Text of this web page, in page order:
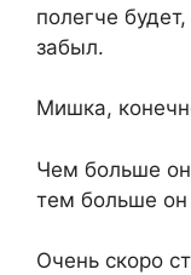
полегче
забыл.
Мишка,
Чем больше
тем больше
Очень скоро